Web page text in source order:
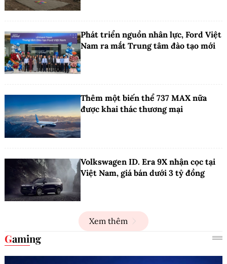
Phát triển nguồn nhân lực, Ford Việt
Nam ra mắt Trung tâm đào tạo mới
Thêm một biến thể 737 MAX nữa
được khai thác thương mại
Volkswagen ID. Era 9X nhận cọc tại
Việt Nam, giá bán dưới 3 tỷ đồng
Xem thêm
Gaming